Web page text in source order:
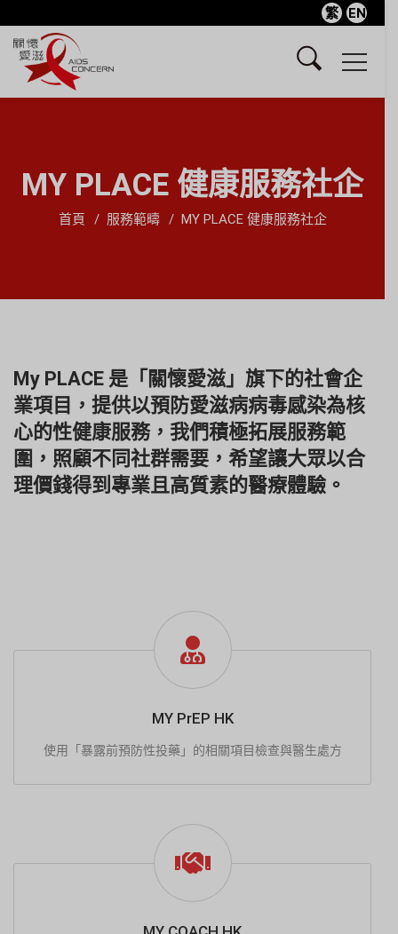
繁 EN
MY PLACE 健康服務社企
首頁 服務範疇 MY PLACE 健康服務社企
My PLACE 是「關懷愛滋」旗下的社會企
業項目，提供以預防愛滋病病毒感染為核
心的性健康服務，我們積極拓展服務範
圍，照顧不同社群需要，希望讓大眾以合
理價錢得到專業且高質素的醫療體驗。
MY PrEP HK
使用「暴露前預防性投藥」的相關項目檢查與醫生處方